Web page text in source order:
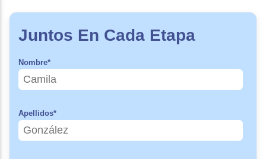
Juntos En Cada Etapa
Nombre*
Apellidos*